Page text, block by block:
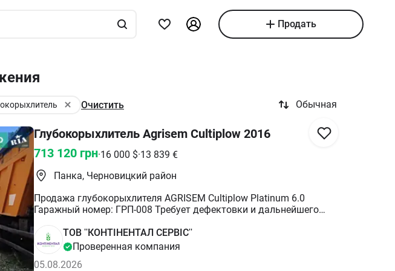
Продать
Очистить Обычная
Глубокорыхлитель Agrisem Cultiplow 2016
713 120 грн·16 000 $·13 839 €
Панка, Черновицкий район
Продажа глубокорыхлителя AGRISEM Cultiplow Platinum 6.0
Гаражный номер: ГРП-008 Требует дефектовки и дальнейшего
докомплектации. Имеется большое количество разнотипной
техники на продажу, которая доступна в объявлениях от нашей
компании. Осуществляем продажу как сельскохозяйственной
техники, так и новых предварительно приобретенных запасных
ТОВ ''КОНТІНЕНТАЛ СЕРВІС''
Проверенная компания
05.08.2026